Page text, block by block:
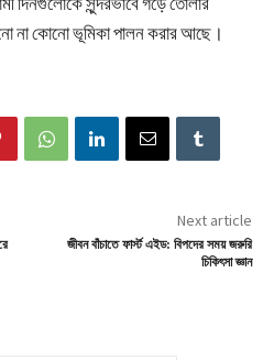
না কোনো ভূমিকা পালন করার আছে।
Next article
জীবন বাঁচাতে ফার্স্ট এইড: বিপদের সময় জরুরি
চিকিৎসা জ্ঞান